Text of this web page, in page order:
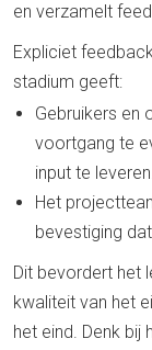
en verzamelt
Expliciet
stadium geeft:
Gebruikers en
voortgang te
input te
Het
bevestiging
Dit bevordert het
kwaliteit van het
het eind. Denk bij